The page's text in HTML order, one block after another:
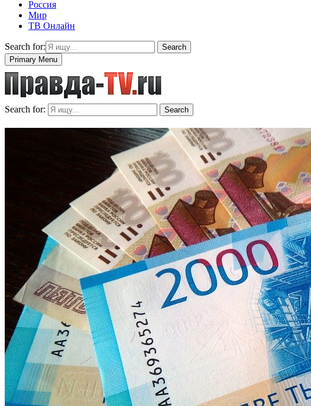
Россия
Мир
ТВ Онлайн
Search for:
Search
Primary Menu
Search for: Search